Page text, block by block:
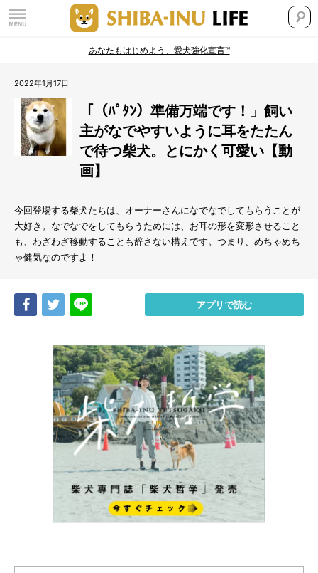
あなたもはじめよう、愛犬強化宣言™
2022年1月17日
「（ﾊﾟﾀﾝ）準備万端です！」飼い
主がなでやすいように耳をたたん
で待つ柴犬。とにかく可愛い【動
画】
今回登場する柴犬たちは、オーナーさんになでなでしてもらうことが
大好き。なでなでをしてもらうためには、お耳の形を変形させること
も、わざわざ移動することも辞さない構えです。つまり、めちゃめち
ゃ健気なのですよ！
Share Tweet アプリで読む